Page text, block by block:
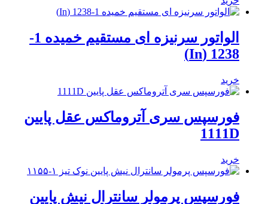
الواتور سرنیزه ای مستقیم خمیده 1-
1238 (In)
خرید
فورسپس سری آتروماکس عقل پایین
1111D
خرید
فورسپس پرمولر سانترال نیش پایین